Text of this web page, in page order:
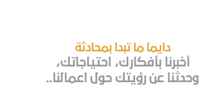
دايما ما تبدا بمحادثة
أخبرنا بأفكارك، احتياجاتك،
وحدثنا عن رؤيتك حول اعمالنا..